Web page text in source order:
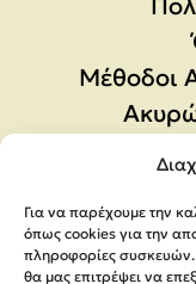
Για να παρέχουμε την
όπως cookies για την
πληροφορίες συσκευών.
θα μας επιτρέψει να
Μέθοδοι